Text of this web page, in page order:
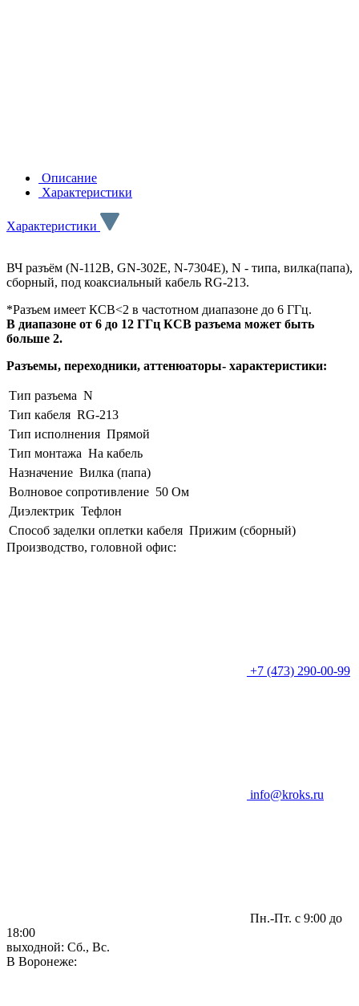
Описание
Характеристики
Характеристики
ВЧ разъём (N-112B, GN-302E, N-7304E), N - типа, вилка(папа),
сборный, под коаксиальный кабель RG-213.
*Разъем имеет КСВ<2 в частотном диапазоне до 6 ГГц.
В диапазоне от 6 до 12 ГГц КСВ разъема может быть
больше 2.
Разъемы, переходники, аттенюаторы- характеристики:
Тип разъема N
Тип кабеля RG-213
Тип исполнения Прямой
Тип монтажа На кабель
Назначение Вилка (папа)
Волновое сопротивление 50 Ом
Диэлектрик Тефлон
Способ заделки оплетки кабеля Прижим (сборный)
Производство, головной офис:
+7 (473) 290-00-99
info@kroks.ru
Пн.-Пт. с 9:00 до
18:00
выходной: Сб., Вс.
В Воронеже: